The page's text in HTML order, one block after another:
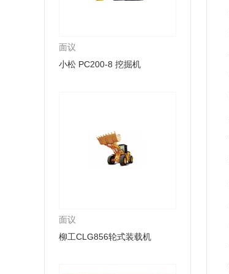
面议
小松 PC200-8 挖掘机
面议
柳工CLG856轮式装载机